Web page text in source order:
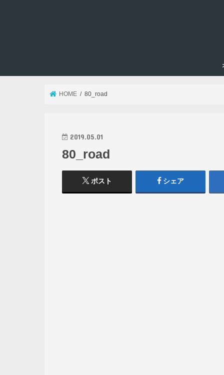
HOME 80_road
2019.05.01
80_road
ポスト シェア